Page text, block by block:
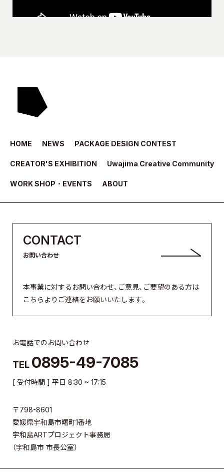
HOME NEWS PACKAGE DESIGN CONTEST
CREATOR'S EXHIBITION Uwajima Creative Community
WORK SHOP・EVENTS ABOUT
CONTACT
お問い合わせ
本事業に対するお問い合わせ、ご意見、ご要望のある方は
こちらよりご連絡をお願いいたします。
お電話でのお問い合わせ
TEL 0895-49-7085
[ 受付時間 ] 平日 8:30 ~ 17:15
〒798-8601
愛媛県宇和島市曙町1番地
宇和島ARTプロジェクト事務局
（宇和島市 市長公室）